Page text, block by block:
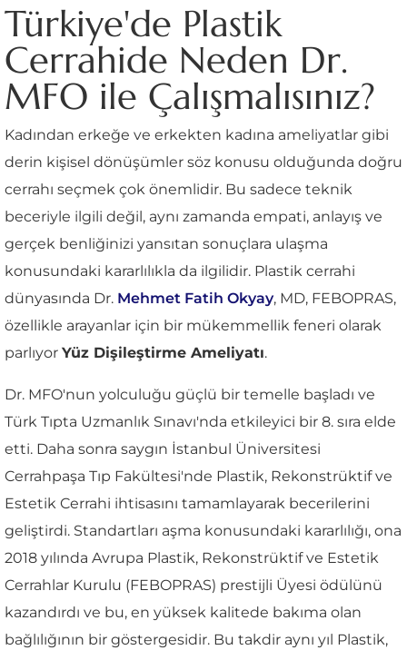
Türkiye'de Plastik
Cerrahide Neden Dr.
MFO ile Çalışmalısınız?
Kadından erkeğe ve erkekten kadına ameliyatlar gibi
derin kişisel dönüşümler söz konusu olduğunda doğru
cerrahı seçmek çok önemlidir. Bu sadece teknik
beceriyle ilgili değil, aynı zamanda empati, anlayış ve
gerçek benliğinizi yansıtan sonuçlara ulaşma
konusundaki kararlılıkla da ilgilidir. Plastik cerrahi
dünyasında Dr. Mehmet Fatih Okyay, MD, FEBOPRAS,
özellikle arayanlar için bir mükemmellik feneri olarak
parlıyor Yüz Dişileştirme Ameliyatı.
Dr. MFO'nun yolculuğu güçlü bir temelle başladı ve
Türk Tıpta Uzmanlık Sınavı'nda etkileyici bir 8. sıra elde
etti. Daha sonra saygın İstanbul Üniversitesi
Cerrahpaşa Tıp Fakültesi'nde Plastik, Rekonstrüktif ve
Estetik Cerrahi ihtisasını tamamlayarak becerilerini
geliştirdi. Standartları aşma konusundaki kararlılığı, ona
2018 yılında Avrupa Plastik, Rekonstrüktif ve Estetik
Cerrahlar Kurulu (FEBOPRAS) prestijli Üyesi ödülünü
kazandırdı ve bu, en yüksek kalitede bakıma olan
bağlılığının bir göstergesidir. Bu takdir aynı yıl Plastik,